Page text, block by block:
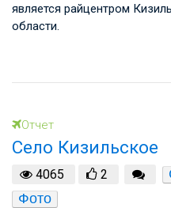
является райцентром
области.
Отчет
Село Кизильское
4065 2
Фото